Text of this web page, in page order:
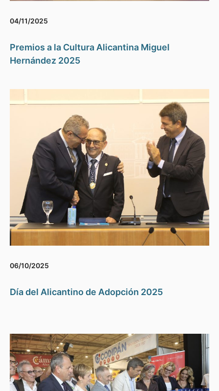
04/11/2025
Premios a la Cultura Alicantina Miguel
Hernández 2025
06/10/2025
Día del Alicantino de Adopción 2025